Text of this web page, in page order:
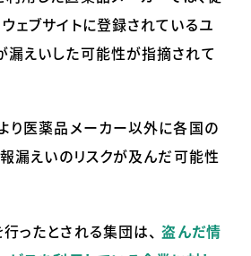
ェブサイトに登録されているユ
漏えいした可能性が指摘されて
り医薬品メーカー以外に各国の
漏えいのリスクが及んだ可能性
ったとされる集団は、盗んだ情